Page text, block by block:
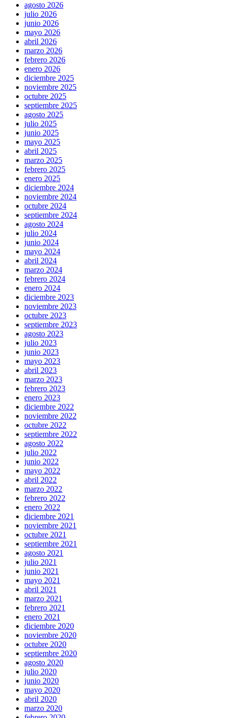
agosto 2026
julio 2026
junio 2026
mayo 2026
abril 2026
marzo 2026
febrero 2026
enero 2026
diciembre 2025
noviembre 2025
octubre 2025
septiembre 2025
agosto 2025
julio 2025
junio 2025
mayo 2025
abril 2025
marzo 2025
febrero 2025
enero 2025
diciembre 2024
noviembre 2024
octubre 2024
septiembre 2024
agosto 2024
julio 2024
junio 2024
mayo 2024
abril 2024
marzo 2024
febrero 2024
enero 2024
diciembre 2023
noviembre 2023
octubre 2023
septiembre 2023
agosto 2023
julio 2023
junio 2023
mayo 2023
abril 2023
marzo 2023
febrero 2023
enero 2023
diciembre 2022
noviembre 2022
octubre 2022
septiembre 2022
agosto 2022
julio 2022
junio 2022
mayo 2022
abril 2022
marzo 2022
febrero 2022
enero 2022
diciembre 2021
noviembre 2021
octubre 2021
septiembre 2021
agosto 2021
julio 2021
junio 2021
mayo 2021
abril 2021
marzo 2021
febrero 2021
enero 2021
diciembre 2020
noviembre 2020
octubre 2020
septiembre 2020
agosto 2020
julio 2020
junio 2020
mayo 2020
abril 2020
marzo 2020